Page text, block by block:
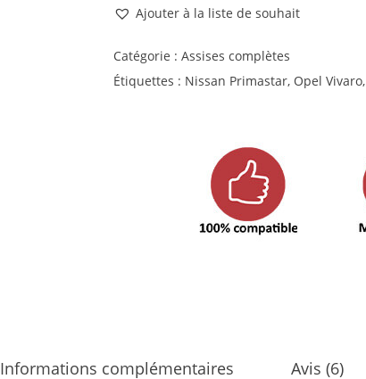
Ajouter à la liste de souhait
Catégorie : Assises complètes
Étiquettes : Nissan Primastar, Opel Vivaro,
Informations complémentaires Avis (6)